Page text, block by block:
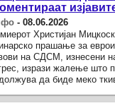
-08.06.2026
Христијан
прашање за
на СДСМ, изнесени
изрази жалење што
да биде меко